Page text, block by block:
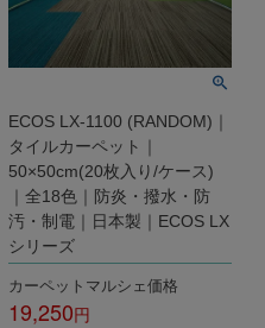
ECOS LX-1100 (RANDOM)｜
タイルカーペット｜
50×50cm(20枚入り/ケース)
｜全18色｜防炎・撥水・防
汚・制電｜日本製｜ECOS LX
シリーズ
カーペットマルシェ価格
19,250